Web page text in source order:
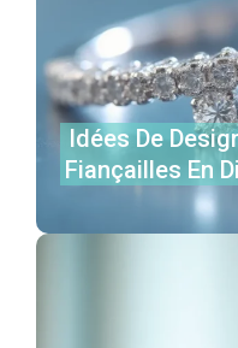
Idées De
Fiançailles En